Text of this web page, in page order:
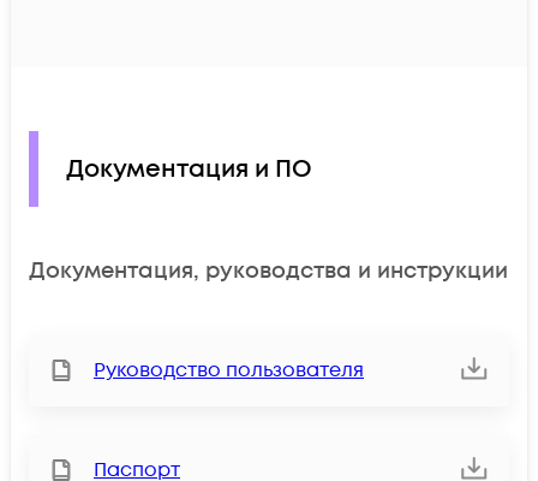
Документация и ПО
Документация, руководства и инструкции
Руководство пользователя
Паспорт